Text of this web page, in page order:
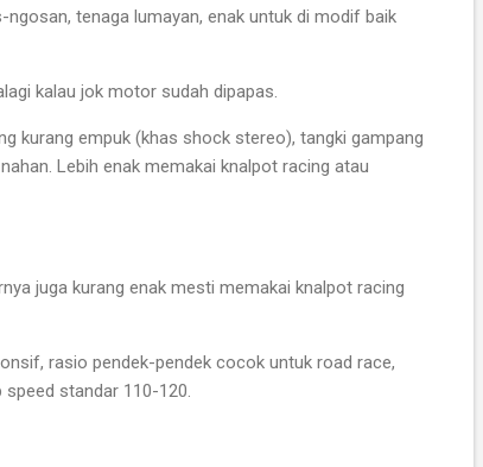
tenaga lumayan, enak untuk di modif baik
kalau jok motor sudah dipapas.
kurang empuk (khas shock stereo), tangki gampang
Lebih enak memakai knalpot racing atau
juga kurang enak mesti memakai knalpot racing
rasio pendek-pendek cocok untuk road race,
standar 110-120.